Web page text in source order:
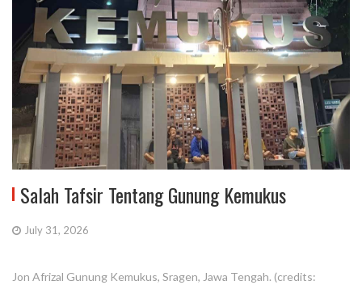
Salah Tafsir Tentang Gunung Kemukus
July 31, 2026
Jon Afrizal Gunung Kemukus, Sragen, Jawa Tengah. (credits: